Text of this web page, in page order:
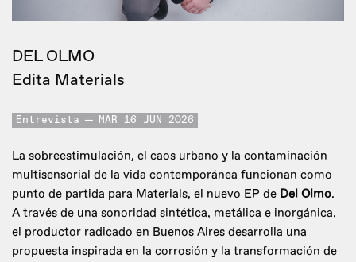
DEL OLMO
Edita Materials
Entrevista MAR 16 JUN 2026
La sobreestimulación, el caos urbano y la contaminación
multisensorial de la vida contemporánea funcionan como
punto de partida para Materials, el nuevo EP de Del Olmo.
A través de una sonoridad sintética, metálica e inorgánica,
el productor radicado en Buenos Aires desarrolla una
propuesta inspirada en la corrosión y la transformación de